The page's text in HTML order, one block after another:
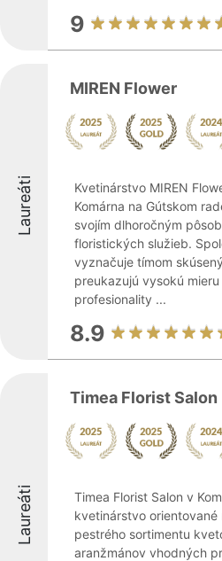
9
Laureáti
MIREN Flower
Kvetinárstvo MIREN
Komárna na Gútskom
svojím dlhoročným
floristických služieb.
vyznačuje tímom
preukazujú vysokú
profesionality ...
8.9
Laureáti
Timea Florist Salon
Timea Florist Salon v
kvetinárstvo
pestrého sortimentu
aranžmánov vhodných